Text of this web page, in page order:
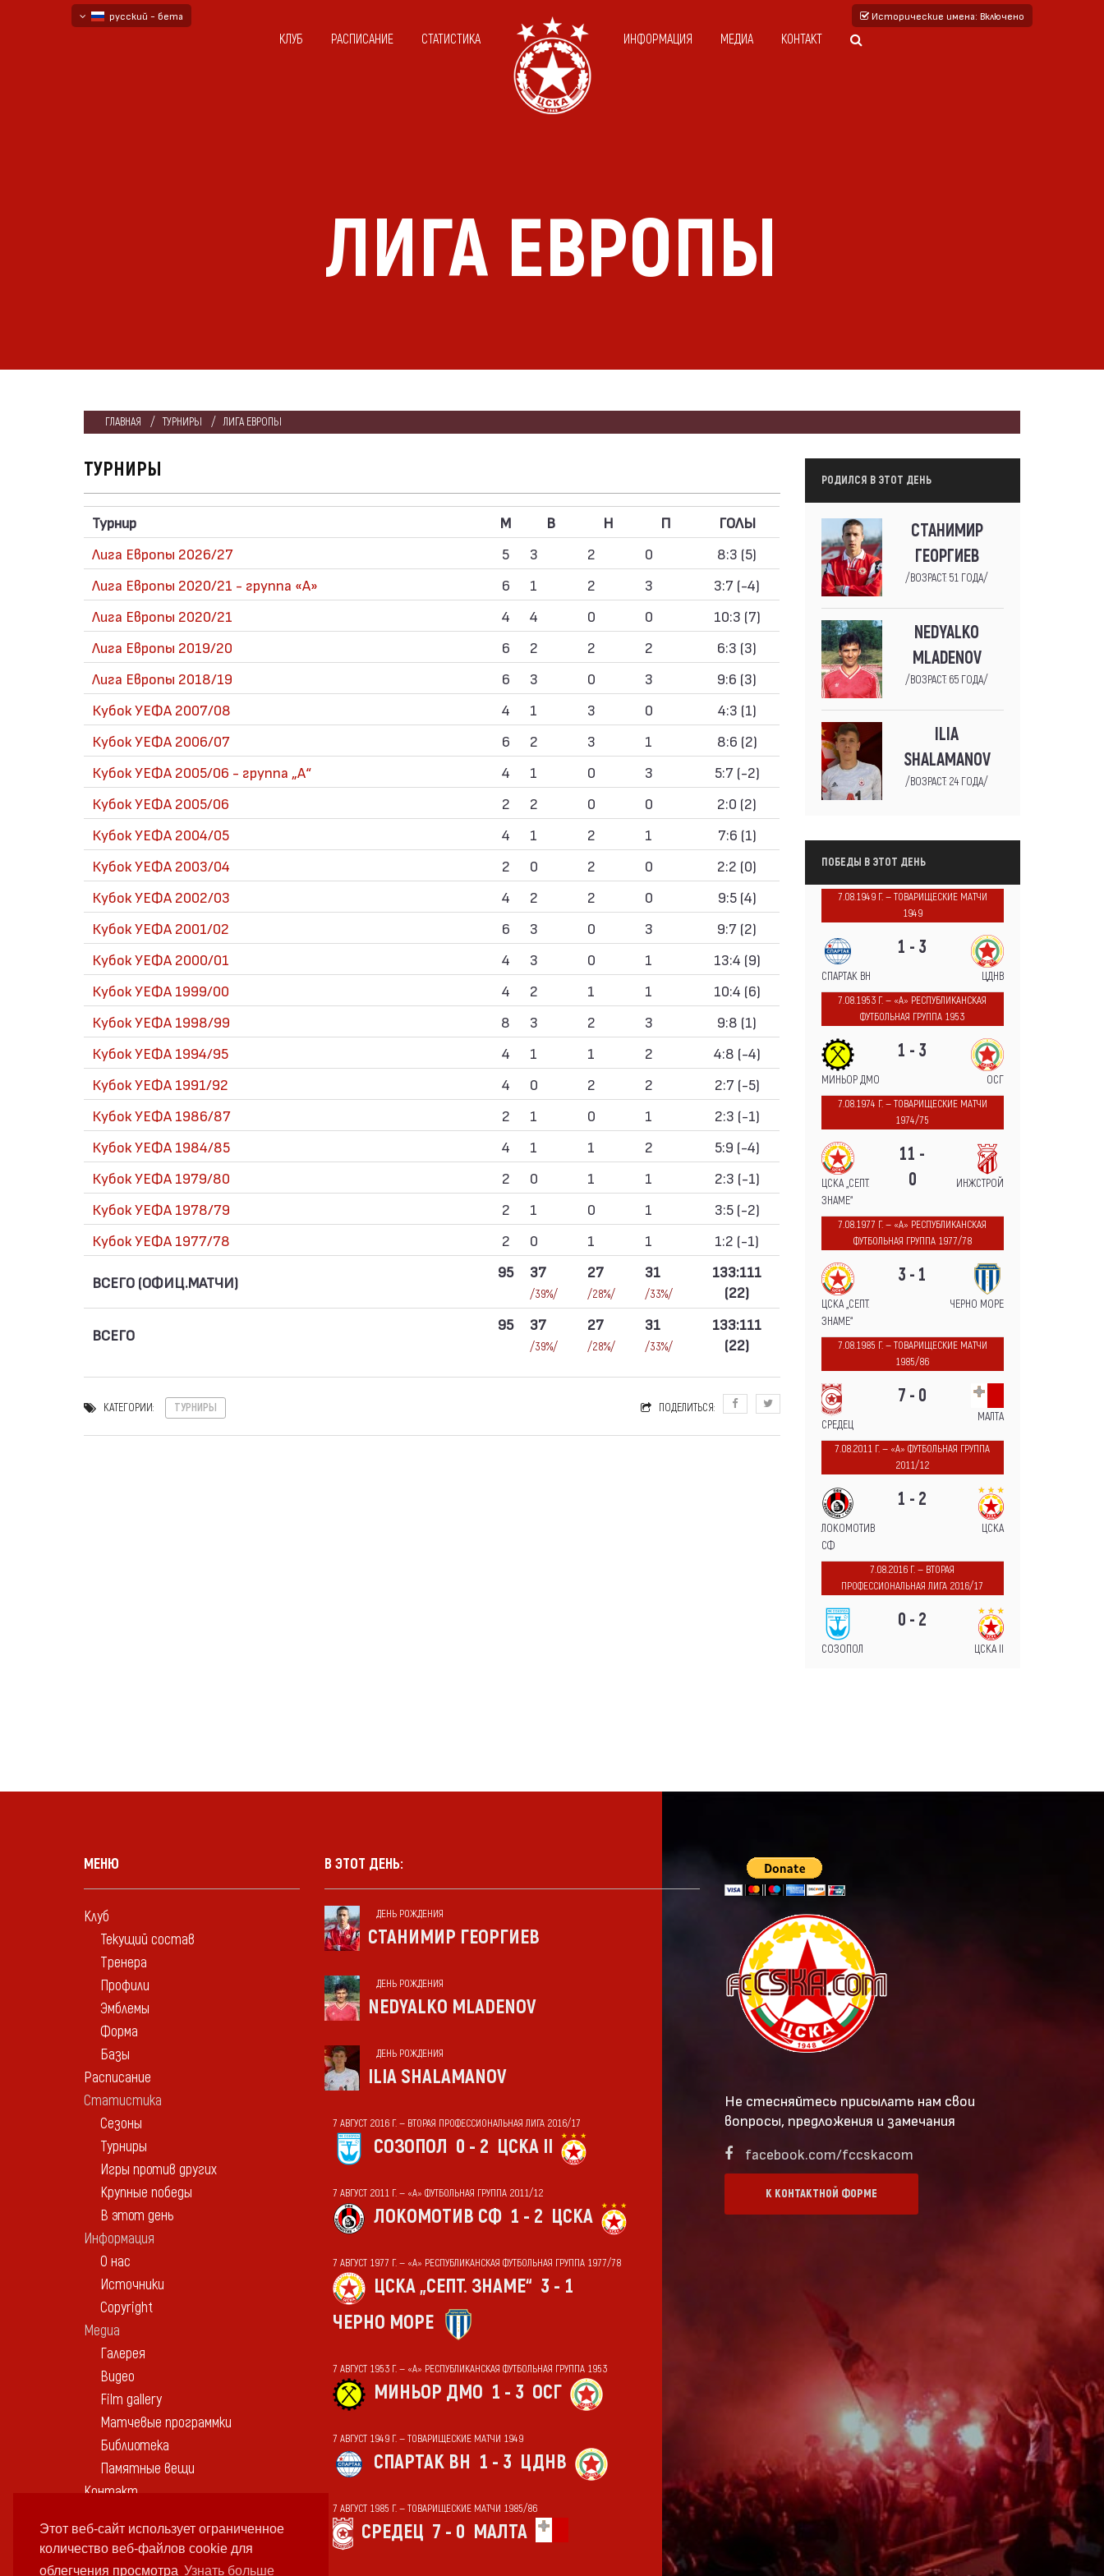
Этот веб-сайт использует ограниченное
количество веб-файлов cookie для
облегчения просмотра Узнать больше
русский - бета
Исторические имена: Включено
КЛУБ РАСПИСАНИЕ СТАТИСТИКА ИНФОРМАЦИЯ МЕДИА КОНТАКТ
ЛИГА ЕВРОПЫ
ГЛАВНАЯ ТУРНИРЫ ЛИГА ЕВРОПЫ
ТУРНИРЫ
Турнир M В Н П
ГОЛЫ
Лига Европы 2026/27
5 3 2 0
8:3 (5)
Лига Европы 2020/21 - группа «A»
6 1 2 3
3:7 (-4)
Лига Европы 2020/21
4 4 0 0
10:3 (7)
Лига Европы 2019/20
6 2 2 2
6:3 (3)
Лига Европы 2018/19
6 3 0 3
9:6 (3)
Кубок УЕФА 2007/08
4 1 3 0
4:3 (1)
Кубок УЕФА 2006/07
6 2 3 1
8:6 (2)
Кубок УЕФА 2005/06 - группа „A“
4 1 0 3
5:7 (-2)
Кубок УЕФА 2005/06
2 2 0 0
2:0 (2)
Кубок УЕФА 2004/05
4 1 2 1
7:6 (1)
Кубок УЕФА 2003/04
2 0 2 0
2:2 (0)
Кубок УЕФА 2002/03
4 2 2 0
9:5 (4)
Кубок УЕФА 2001/02
6 3 0 3
9:7 (2)
Кубок УЕФА 2000/01
4 3 0 1
13:4 (9)
Кубок УЕФА 1999/00
4 2 1 1
10:4 (6)
Кубок УЕФА 1998/99
8 3 2 3
9:8 (1)
Кубок УЕФА 1994/95
4 1 1 2
4:8 (-4)
Кубок УЕФА 1991/92
4 0 2 2
2:7 (-5)
Кубок УЕФА 1986/87
2 1 0 1
2:3 (-1)
Кубок УЕФА 1984/85
4 1 1 2
5:9 (-4)
Кубок УЕФА 1979/80
2 0 1 1
2:3 (-1)
Кубок УЕФА 1978/79
2 1 0 1
3:5 (-2)
Кубок УЕФА 1977/78
2 0 1 1 1:2 (-1)
ВСЕГО (ОФИЦ.МАТЧИ)
95 37
/39%/
27
/28%/
31
/33%/
133:111
(22)
ВСЕГО
95 37
/39%/
27
/28%/
31
/33%/
133:111
(22)
КАТЕГОРИИ: ТУРНИРЫ ПОДЕЛИТЬСЯ:
РОДИЛСЯ В ЭТОТ ДЕНЬ
СТАНИМИР
ГЕОРГИЕВ
/ВОЗРАСТ: 51 ГОДА/
NEDYALKO
MLADENOV
/ВОЗРАСТ: 65 ГОДА/
ILIA
SHALAMANOV
/ВОЗРАСТ: 24 ГОДА/
ПОБЕДЫ В ЭТОТ ДЕНЬ
7.08.1949 Г. — ТОВАРИЩЕСКИЕ МАТЧИ
1949
СПАРТАК ВН
1 - 3
ЦДНВ
7.08.1953 Г. — «А» РЕСПУБЛИКАНСКАЯ
ФУТБОЛЬНАЯ ГРУППА 1953
МИНЬОР ДМО
1 - 3
ОСГ
7.08.1974 Г. — ТОВАРИЩЕСКИЕ МАТЧИ
1974/75
ЦСКА „СЕПТ.
ЗНАМЕ“
11 -
0
ИНЖСТРОЙ
7.08.1977 Г. — «А» РЕСПУБЛИКАНСКАЯ
ФУТБОЛЬНАЯ ГРУППА 1977/78
ЦСКА „СЕПТ.
ЗНАМЕ“
3 - 1
ЧЕРНО МОРЕ
7.08.1985 Г. — ТОВАРИЩЕСКИЕ МАТЧИ
1985/86
СРЕДЕЦ
7 - 0
МАЛТА
7.08.2011 Г. — «А» ФУТБОЛЬНАЯ ГРУППА
2011/12
ЛОКОМОТИВ
СФ
1 - 2
ЦСКА
7.08.2016 Г. — ВТОРАЯ
ПРОФЕССИОНАЛЬНАЯ ЛИГА 2016/17
СОЗОПОЛ
0 - 2
ЦСКА II
МЕНЮ
Клуб
Текущий состав
Тренера
Профили
Эмблемы
Форма
Базы
Расписание
Статистика
Сезоны
Турниры
Игры против других
Крупные победы
В этот день
Информация
О нас
Источники
Copyright
Медиа
Галерея
Видео
Film gallery
Матчевые программки
Библиотека
Памятные вещи
Контакт
В ЭТОТ ДЕНЬ:
ДЕНЬ РОЖДЕНИЯ
СТАНИМИР ГЕОРГИЕВ
ДЕНЬ РОЖДЕНИЯ
NEDYALKO MLADENOV
ДЕНЬ РОЖДЕНИЯ
ILIA SHALAMANOV
7 АВГУСТ 2016 Г. — ВТОРАЯ ПРОФЕССИОНАЛЬНАЯ ЛИГА 2016/17
СОЗОПОЛ 0 - 2 ЦСКА II
7 АВГУСТ 2011 Г. — «А» ФУТБОЛЬНАЯ ГРУППА 2011/12
ЛОКОМОТИВ СФ 1 - 2 ЦСКА
7 АВГУСТ 1977 Г. — «А» РЕСПУБЛИКАНСКАЯ ФУТБОЛЬНАЯ ГРУППА 1977/78
ЦСКА „СЕПТ. ЗНАМЕ“ 3 - 1
ЧЕРНО МОРЕ
7 АВГУСТ 1953 Г. — «А» РЕСПУБЛИКАНСКАЯ ФУТБОЛЬНАЯ ГРУППА 1953
МИНЬОР ДМО 1 - 3 ОСГ
7 АВГУСТ 1949 Г. — ТОВАРИЩЕСКИЕ МАТЧИ 1949
СПАРТАК ВН 1 - 3 ЦДНВ
7 АВГУСТ 1985 Г. — ТОВАРИЩЕСКИЕ МАТЧИ 1985/86
СРЕДЕЦ 7 - 0 МАЛТА
Не стесняйтесь присылать нам свои
вопросы, предложения и замечания
facebook.com/fccskacom
К КОНТАКТНОЙ ФОРМЕ